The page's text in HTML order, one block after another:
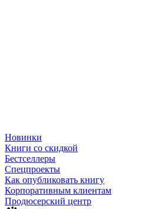
Новинки
Книги со скидкой
Бестселлеры
Спецпроекты
Как опубликовать книгу
Корпоративным клиентам
Продюсерский центр